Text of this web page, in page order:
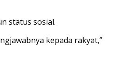
status sosial.
kepada rakyat,”